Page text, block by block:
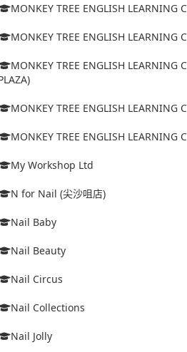
MONKEY TREE ENGLISH LEARNING
MONKEY TREE ENGLISH LEARNING
MONKEY TREE ENGLISH LEARNING
MONKEY TREE ENGLISH LEARNING
MONKEY TREE ENGLISH LEARNING
My Workshop Ltd
N for Nail (尖沙咀店)
Nail Baby
Nail Beauty
Nail Circus
Nail Collections
Nail Jolly